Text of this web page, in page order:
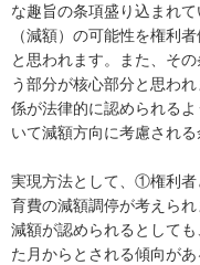
な趣旨の条項盛り込まれ
（減額）の可能性を権利
と思われます。また、そ
う部分が核心部分と思わ
係が法律的に認められる
いて減額方向に考慮される
実現方法として、①権利
育費の減額調停が考えら
減額が認められるとして
た月からとされる傾向が